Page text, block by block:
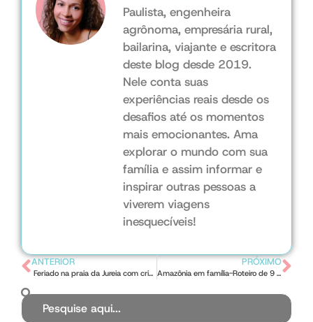
Paulista, engenheira
agrônoma, empresária rural,
bailarina, viajante e escritora
deste blog desde 2019.
Nele conta suas
experiências reais desde os
desafios até os momentos
mais emocionantes. Ama
explorar o mundo com sua
família e assim informar e
inspirar outras pessoas a
viverem viagens
inesquecíveis!
ANTERIOR
Feriado na praia da Jureia com crianças
PRÓXIMO
Amazônia em família-Roteiro de 9 dias